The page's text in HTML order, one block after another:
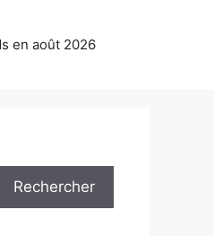
en août 2026
Rechercher